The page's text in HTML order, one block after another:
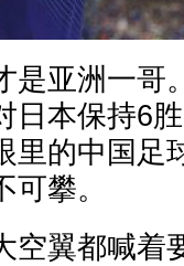
是亚洲一哥
日本保持6
里的中国足
攀。
空翼都喊着